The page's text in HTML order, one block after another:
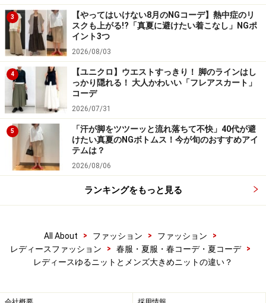
トがオススメです。
メンズ大きめサイズニット
一方でメンズの大きめサイズニットはもともとベーシッ
クなシルエットがそのまま大きくなったものなので、女
性に特化した特徴はありません。では、どんな時に選ぶ
といいのか？ ガイドなら思いっきりボーイッシュにキメ
たい時や敢えて甘いアイテムと合わせて甘辛ミックスを
楽しみたい時に活用します。
左はデニムに武骨な革靴を合わせたボーイズスタイルそ
右はミニスカートという女性ならではの甘いアイテム
トを合わせました。メンズニットを合わせることでミニ
3
【やってはいけない8月のNGコーデ】熱中症のリ
スクも上がる!?「真夏に避けたい着こなし」NGポ
イント3つ
2026/08/03
4
【ユニクロ】ウエストすっきり！ 脚のラインはし
っかり隠れる！ 大人かわいい「フレアスカート」
コーデ
2026/07/31
5
「汗が脚をツツーッと流れ落ちて不快」40代が避
けたい真夏のNGボトムス！今が旬のおすすめアイ
テムは？
2026/08/06
ランキングをもっと見る
All About > ファッション > ファッション
>
レディースファッション
> 春服・夏服・春コーデ・夏コーデ
>
レディースゆるニットとメンズ大きめニットの違い？